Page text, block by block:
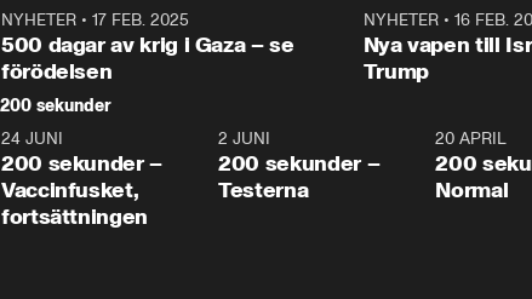
NYHETER • 17 FEB. 2025
500 dagar av krig i Gaza – se
förödelsen
NYHETER• 16 FEB.
Nya vapen till
Trump
200 sekunder
5:00
24 JUNI
200 sekunder –
Vaccinfusket,
fortsättningen
4:23
2 JUNI
200 sekunder –
Testerna
20 APRIL
200
Normal